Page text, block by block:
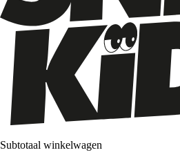
Subtotaal winkelwagen